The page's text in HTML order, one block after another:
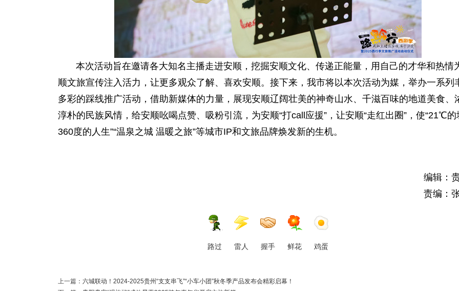
本次活动旨在邀请各大知名主播走进安顺，挖掘安顺文化、传递正能量，用自己的才华和热情
顺文旅宣传注入活力，让更多观众了解、喜欢安顺。接下来，我市将以本次活动为媒，举办一系列
多彩的踩线推广活动，借助新媒体的力量，展现安顺辽阔壮美的神奇山水、千滋百味的地道美食、
淳朴的民族风情，给安顺吆喝点赞、吸粉引流，为安顺“打call应援”，让安顺“走红出圈”，使“21℃的
360度的人生”“温泉之城 温暖之旅”等城市IP和文旅品牌焕发新的生机。
编辑：
责编：
路过 雷人 握手 鲜花 鸡蛋
上一篇： 六城联动！2024-2025贵州“支支串飞”“小车小团”秋冬季产品发布会精彩启幕！